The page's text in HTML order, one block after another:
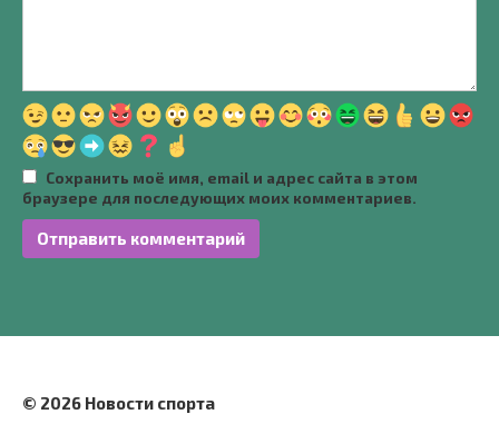
Сохранить моё имя, email и адрес сайта в этом
браузере для последующих моих комментариев.
© 2026 Новости спорта